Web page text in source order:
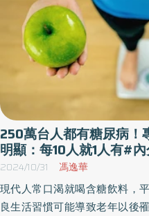
250萬台人都有糖尿病！
明顯：每10人就1人有#
2024/10/31 馮逸華
現代人常口渴就喝含糖飲料，
良生活習慣可能導致老年以後